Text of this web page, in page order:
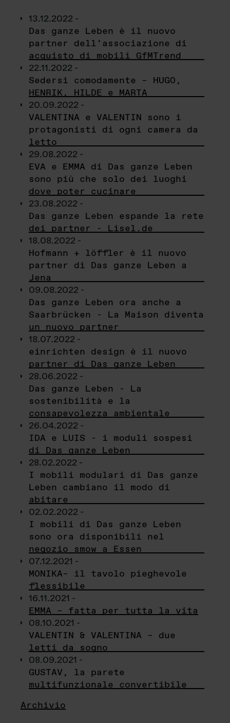
13.12.2022 -
Das ganze Leben è il nuovo
partner dell’associazione di
acquisto di mobili GfMTrend
22.11.2022 -
Sedersi comodamente – HUGO,
HENRIK, HILDE e MARTA
20.09.2022 -
VALENTINA e VALENTIN sono i
protagonisti di ogni camera da
letto
29.08.2022 -
EVA e EMMA di Das ganze Leben
sono più che solo dei luoghi
dove poter cucinare
23.08.2022 -
Das ganze Leben espande la rete
dei partner - Lisel.de
18.08.2022 -
Hofmann + löffler è il nuovo
partner di Das ganze Leben a
Jena
09.08.2022 -
Das ganze Leben ora anche a
Saarbrücken - La Maison diventa
un nuovo partner
18.07.2022 -
einrichten design è il nuovo
partner di Das ganze Leben
28.06.2022 -
Das ganze Leben - La
sostenibilità e la
consapevolezza ambientale
26.04.2022 -
IDA e LUIS - i moduli sospesi
di Das ganze Leben
28.02.2022 -
I mobili modulari di Das ganze
Leben cambiano il modo di
abitare
02.02.2022 -
I mobili di Das ganze Leben
sono ora disponibili nel
negozio smow a Essen
07.12.2021 -
MONIKA– il tavolo pieghevole
flessibile
16.11.2021 -
EMMA – fatta per tutta la vita
08.10.2021 -
VALENTIN & VALENTINA – due
letti da sogno
08.09.2021 -
GUSTAV, la parete
multifunzionale convertibile
Archivio